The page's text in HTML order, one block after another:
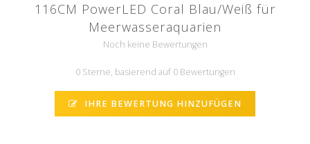
116CM PowerLED Coral Blau/Weiß für
Meerwasseraquarien
Noch keine Bewertungen
0 Sterne, basierend auf 0 Bewertungen
IHRE BEWERTUNG HINZUFÜGEN